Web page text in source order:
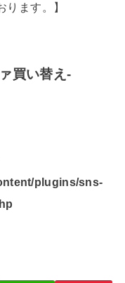
ります。】
買い替え-
plugins/sns-